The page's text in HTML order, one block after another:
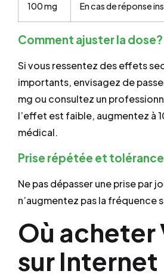
100 mg En cas de réponse
Comment ajuster la dose?
Si vous ressentez des effets
importants, envisagez de
mg ou consultez un
l’effet est faible, augmentez à
médical.
Prise répétée et tolérance
Ne pas dépasser une prise par
n’augmentez pas la fréquence
Où acheter
sur Internet